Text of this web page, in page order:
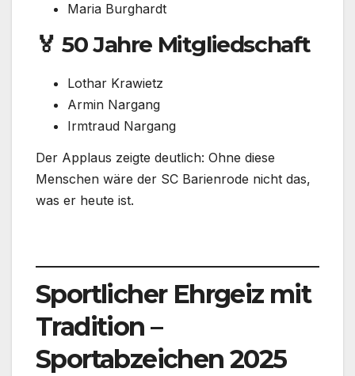
Maria Burghardt
🏅 50 Jahre Mitgliedschaft
Lothar Krawietz
Armin Nargang
Irmtraud Nargang
Der Applaus zeigte deutlich: Ohne diese
Menschen wäre der SC Barienrode nicht das,
was er heute ist.
Sportlicher Ehrgeiz mit
Tradition –
Sportabzeichen 2025